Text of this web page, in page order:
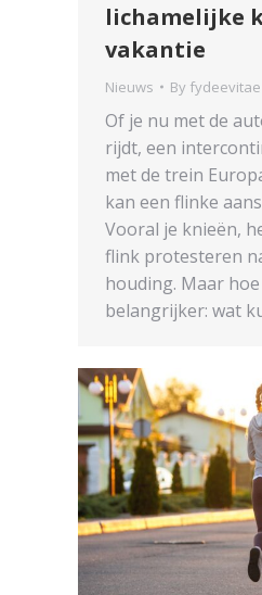
lichamelijke
vakantie
Nieuws By fydeevitae
Of je nu met de
rijdt, een
met de trein
kan een flinke
Vooral je knieën,
flink protesteren
houding. Maar
belangrijker: wat